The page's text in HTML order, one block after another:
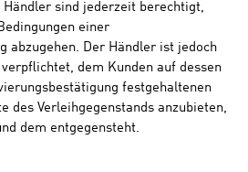
Händler sind jederzeit berechtigt,
einer
abzugehen. Der Händler ist jedoch
verpflichtet, dem Kunden auf dessen
festgehaltenen
des Verleihgegenstands anzubieten,
dem entgegensteht.